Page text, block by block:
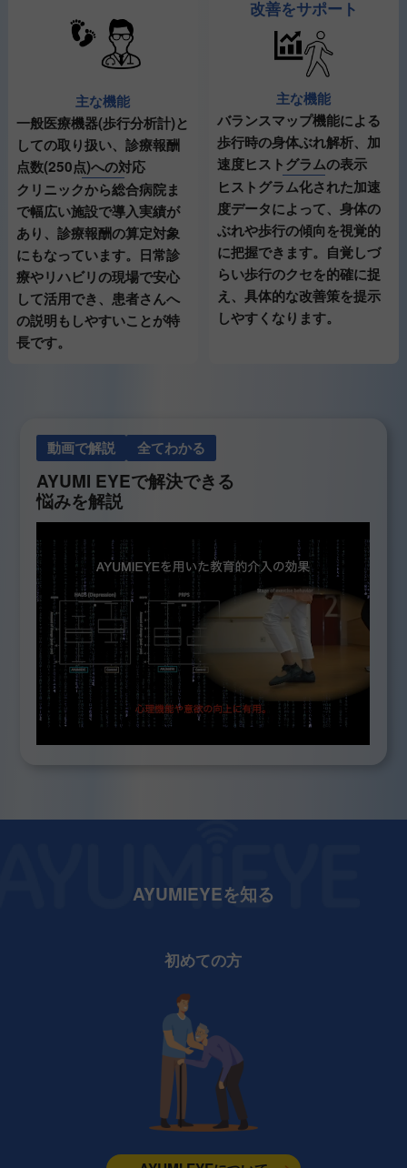
主な機能
一般医療機器(歩行分析計)と
しての取り扱い、診療報酬
点数(250点)への対応
クリニックから総合病院ま
で幅広い施設で導入実績が
あり、診療報酬の算定対象
にもなっています。日常診
療やリハビリの現場で安心
して活用でき、患者さんへ
の説明もしやすいことが特
長です。
改善をサポート
主な機能
バランスマップ機能による
歩行時の身体ぶれ解析、加
速度ヒストグラムの表示
ヒストグラム化された加速
度データによって、身体の
ぶれや歩行の傾向を視覚的
に把握できます。自覚しづ
らい歩行のクセを的確に捉
え、具体的な改善策を提示
しやすくなります。
動画で解説 全てわかる
AYUMI EYEで解決できる
悩みを解説
AYUMIEYEを知る
初めての方